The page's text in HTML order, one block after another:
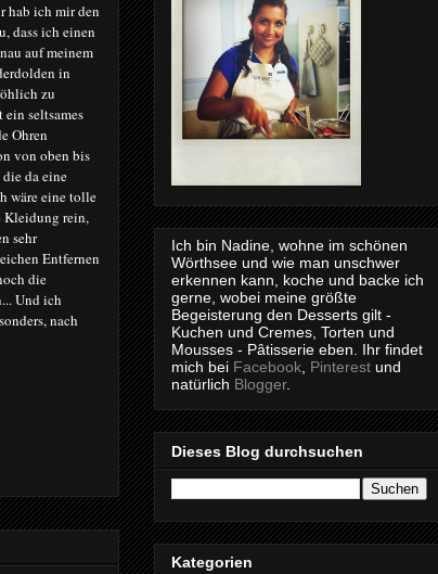
hab ich mir den
dass ich einen
auf meinem
in
zu
seltsames
Ohren
von oben bis
da eine
wäre eine tolle
Kleidung rein,
sehr
Entfernen
die
Und ich
nach
Ich bin Nadine, wohne im schönen
Wörthsee und wie man unschwer
erkennen kann, koche und backe ich
gerne, wobei meine größte
Begeisterung den Desserts gilt -
Kuchen und Cremes, Torten und
Mousses - Pâtisserie eben. Ihr findet
mich bei Facebook, Pinterest und
natürlich Blogger.
Dieses Blog durchsuchen
Kategorien